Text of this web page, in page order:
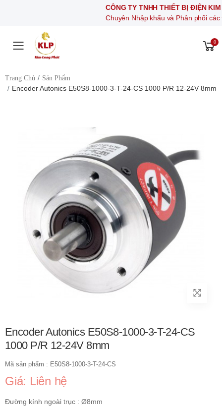
CÔNG TY TNHH THIẾT BỊ ĐIỆN KIM LONG
Chuyên Nhập khẩu và Phân phối các thiết bị
Toggle mobile menu
0
Trang Chủ Sản Phẩm
Encoder Autonics E50S8-1000-3-T-24-CS 1000 P/R 12-24V 8mm
Encoder Autonics E50S8-1000-3-T-24-CS
1000 P/R 12-24V 8mm
Mã sản phẩm : E50S8-1000-3-T-24-CS
Giá: Liên hệ
Đường kính ngoài trục : Ø8mm